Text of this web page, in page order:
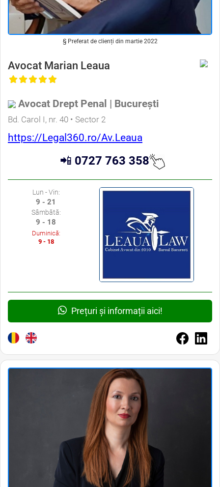
§ Preferat de clienți din martie 2022
Avocat Marian Leaua
Avocat Drept Penal | București
Bd. Carol I, nr. 40 • Sector 2
https://Legal360.ro/Av.Leaua
📲 0727 763 358
Lun - Vin:
9 - 21
Sâmbătă:
9 - 18
Duminică:
9 - 18
Prețuri și informații aici!